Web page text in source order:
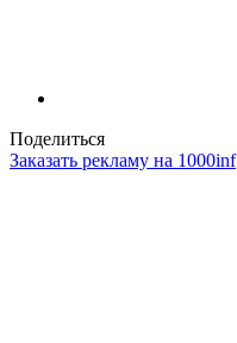
Поделиться
Заказать рекламу на 1000inf